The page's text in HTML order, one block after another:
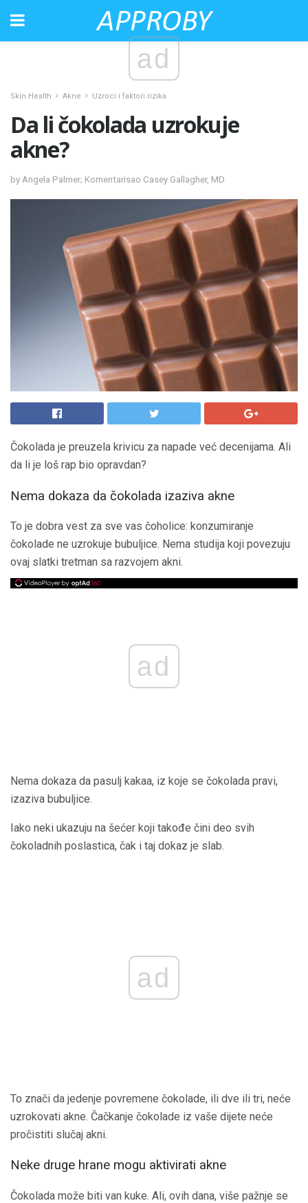
ad
Skin Health Akne Uzroci i faktori rizika
Da li čokolada uzrokuje
akne?
by Angela Palmer; Komentarisao Casey Gallagher, MD
Čokolada je preuzela krivicu za napade već decenijama. Ali
da li je loš rap bio opravdan?
Nema dokaza da čokolada izaziva akne
To je dobra vest za sve vas čoholice: konzumiranje
čokolade ne uzrokuje bubuljice. Nema studija koji povezuju
ovaj slatki tretman sa razvojem akni.
ad
Nema dokaza da pasulj kakaa, iz koje se čokolada pravi,
izaziva bubuljice.
Iako neki ukazuju na šećer koji takođe čini deo svih
čokoladnih poslastica, čak i taj dokaz je slab.
ad
To znači da jedenje povremene čokolade, ili dve ili tri, neće
uzrokovati akne. Čačkanje čokolade iz vaše dijete neće
pročistiti slučaj akni.
Neke druge hrane mogu aktivirati akne
Čokolada može biti van kuke. Ali, ovih dana, više pažnje se